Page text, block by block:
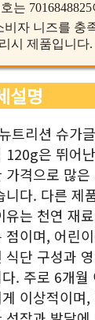
는 7016848825
비자 니즈를 충
시 제품입니다.
설명
트리션 슈가글
120g은 뛰어난
가격으로 많은
니다. 다른 제
유는 천연 재
점이며, 어린
식단 구성과
. 주로 6개월
이상적이며,